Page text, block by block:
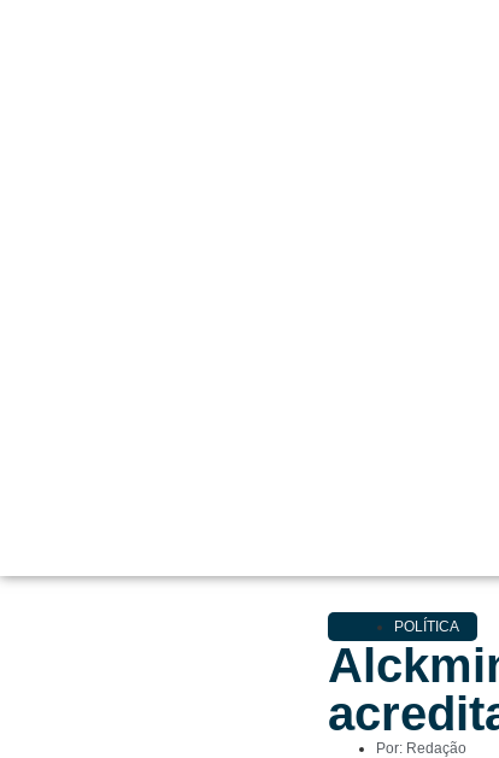
POLÍTICA
Por: Redação